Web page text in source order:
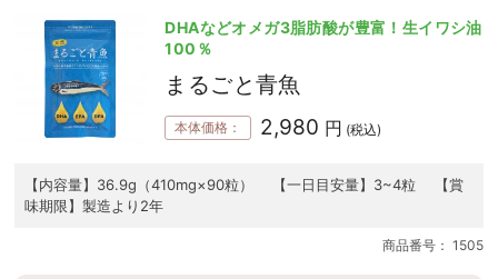
DHAなどオメガ3脂肪酸が豊富！生イワシ油
100％
まるごと青魚
本体価格： 2,980 円 (税込)
【内容量】36.9g（410mg×90粒） 【一日目安量】3~4粒 【賞
味期限】製造より2年
商品番号： 1505